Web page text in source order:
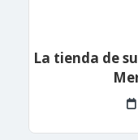
La tienda de